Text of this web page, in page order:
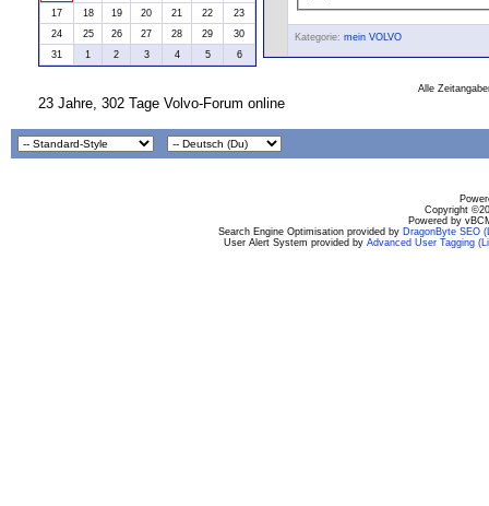
Kategorie: mein VOLVO
17
18 19 20 21 22
23
24
25 26 27 28 29
30
31
1 2 3 4 5 6
Alle
23 Jahre, 302 Tage Volvo-Forum online
Copyright
Powered by
Search Engine Optimisation provided by DragonByte SEO
User Alert System provided by Advanced User Tagging